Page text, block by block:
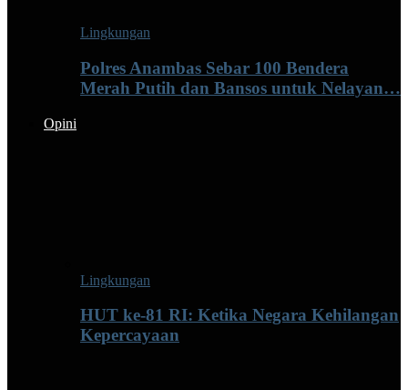
Lingkungan
Polres Anambas Sebar 100 Bendera
Merah Putih dan Bansos untuk Nelayan…
Opini
Lingkungan
HUT ke-81 RI: Ketika Negara Kehilangan
Kepercayaan